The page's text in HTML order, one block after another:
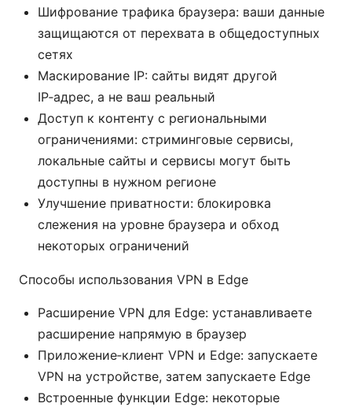
Шифрование трафика браузера: ваши данные
защищаются от перехвата в общедоступных
сетях
Маскирование IP: сайты видят другой
IP‑адрес, а не ваш реальный
Доступ к контенту с региональными
ограничениями: стриминговые сервисы,
локальные сайты и сервисы могут быть
доступны в нужном регионе
Улучшение приватности: блокировка
слежения на уровне браузера и обход
некоторых ограничений
Способы использования VPN в Edge
Расширение VPN для Edge: устанавливаете
расширение напрямую в браузер
Приложение‑клиент VPN и Edge: запускаете
VPN на устройстве, затем запускаете Edge
Встроенные функции Edge: некоторые